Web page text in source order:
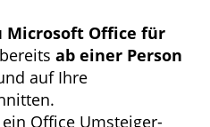
Microsoft Office für
ab einer Person
auf Ihre
Office Umsteiger-